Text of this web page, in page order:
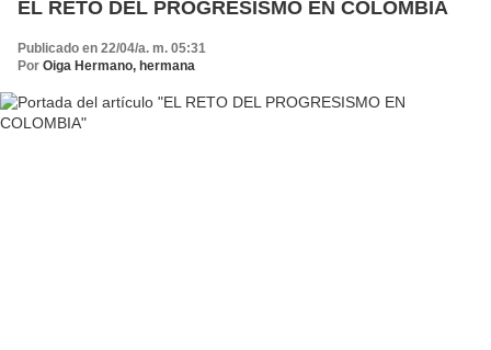
EL RETO DEL PROGRESISMO EN COLOMBIA
Publicado en 22/04/a. m. 05:31
Por Oiga Hermano, hermana